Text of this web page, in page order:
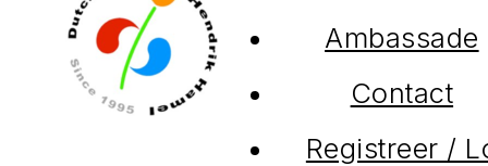
Ambassade
Contact
Registreer /